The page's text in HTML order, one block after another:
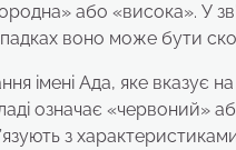
або «висока». У
воно може бути
імені Ада, яке вказує
означає «червоний»
з